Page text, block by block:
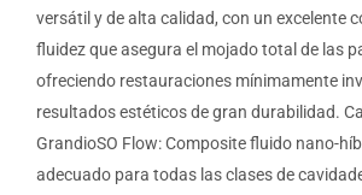
versátil y de alta calidad, con un excelente
fluidez que asegura el mojado total de las
ofreciendo restauraciones mínimamente
resultados estéticos de gran durabilidad.
GrandioSO Flow: Composite fluido nano-
adecuado para todas las clases de